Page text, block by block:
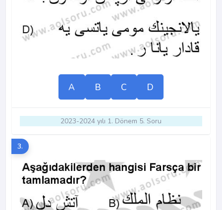
A B C D
2023-2024 yılı 1. Dönem 5. Soru
3.